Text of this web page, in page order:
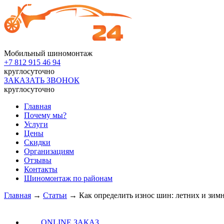
Мобильный шиномонтаж
+7 812 915 46 94
круглосуточно
ЗАКАЗАТЬ ЗВОНОК
круглосуточно
Главная
Почему мы?
Услуги
Цены
Скидки
Организациям
Отзывы
Контакты
Шиномонтаж по районам
Главная → Статьи → Как определить износ шин: летних и
ONLINE ЗАКАЗ